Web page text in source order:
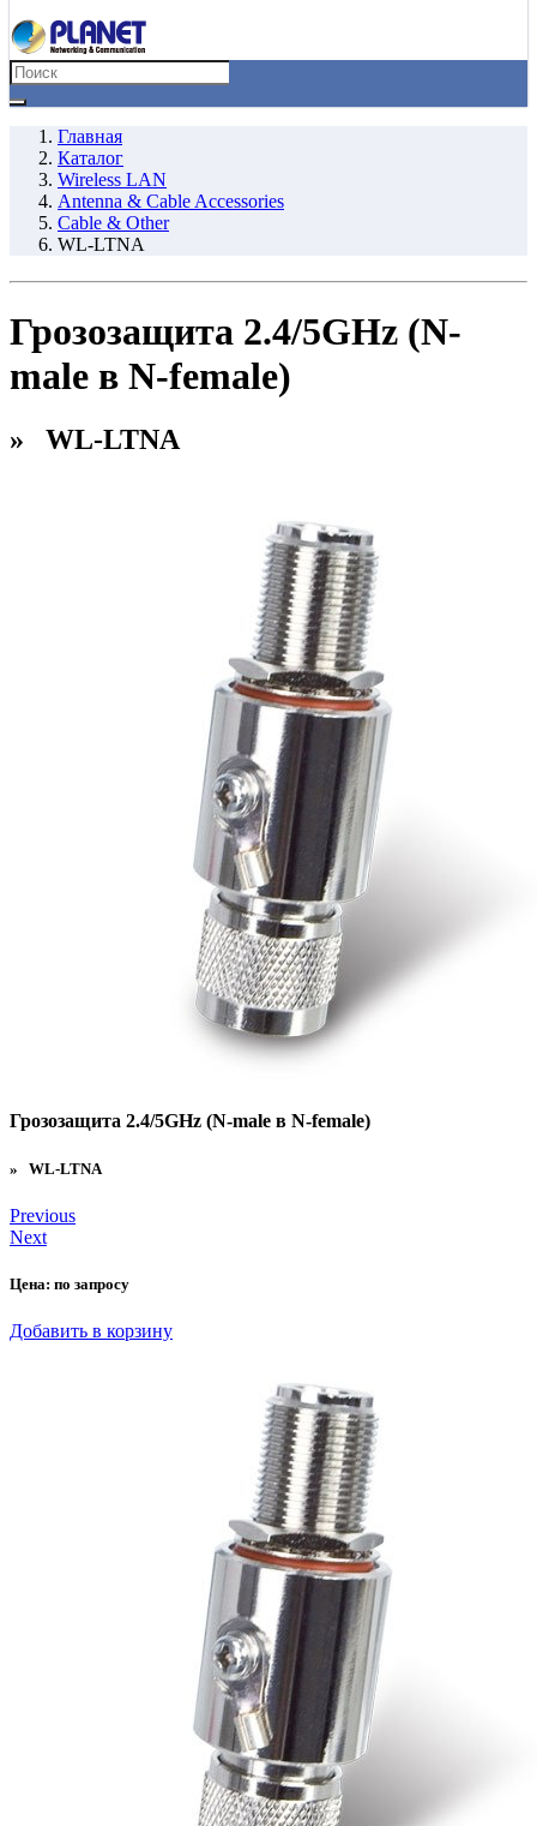
Главная
Каталог
Wireless LAN
Antenna & Cable Accessories
Cable & Other
WL-LTNA
Грозозащита 2.4/5GHz (N-
male в N-female)
» WL-LTNA
Грозозащита 2.4/5GHz (N-male в N-female)
» WL-LTNA
Previous
Next
Цена: по запросу
Добавить в корзину